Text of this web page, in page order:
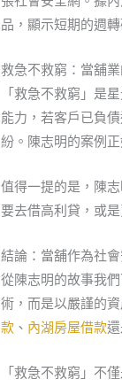
品，顯示短期的週
救急不救窮：當舖
「救急不救窮」是
能力，若客戶已負
紛。陳志明的案例
值得一提的是，陳
要去借高利貸，或
結論：當舖作為社
從陳志明的故事我
術，而是以嚴謹的
款 、 內湖房屋借款
「救急不救窮」不